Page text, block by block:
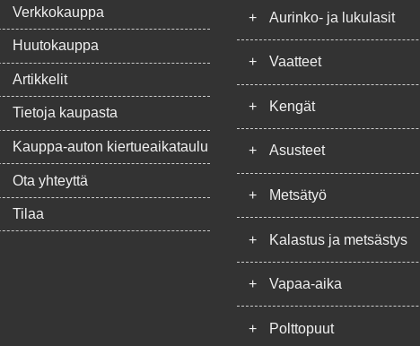
Verkkokauppa
Huutokauppa
Artikkelit
Tietoja kaupasta
Kauppa-auton kiertueaikataulu
Ota yhteyttä
Tilaa
+ Aurinko- ja lukulasit
+ Vaatteet
+ Kengät
+ Asusteet
+ Metsätyö
+ Kalastus ja metsästys
+ Vapaa-aika
+ Polttopuut